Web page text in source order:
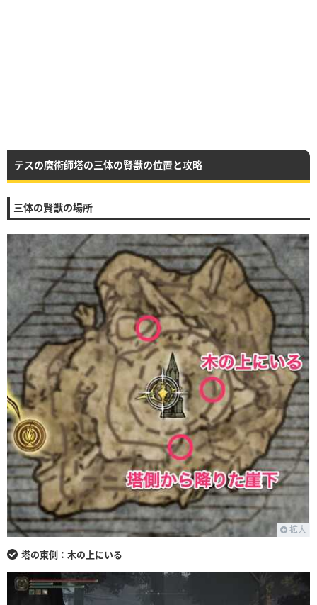
テスの魔術師塔の三体の賢獣の位置と攻略
三体の賢獣の場所
拡大
塔の東側：木の上にいる